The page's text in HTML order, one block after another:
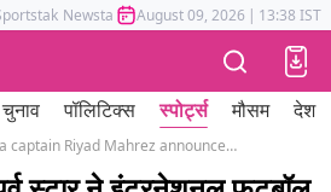
Newstak Mumbai Tak Astrotak
August 09, 2026 | 13:38 IST
चुनाव पॉलिटिक्स स्पोर्ट्स मौसम देश
Algeria captain Riyad Mahrez announced retirement from international football after 2-0 defeat against switzerland fifa world cup 2026